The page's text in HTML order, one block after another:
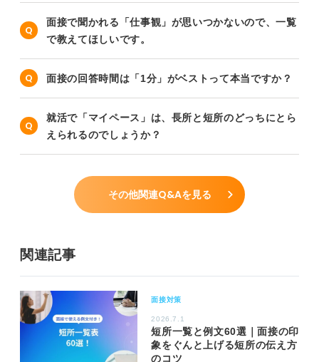
面接で聞かれる「仕事観」が思いつかないので、一覧
で教えてほしいです。
面接の回答時間は「1分」がベストって本当ですか？
就活で「マイペース」は、長所と短所のどっちにとら
えられるのでしょうか？
その他関連Q&Aを見る
関連記事
面接対策
2026.7.1
短所一覧と例文60選｜面接の印
象をぐんと上げる短所の伝え方
のコツ